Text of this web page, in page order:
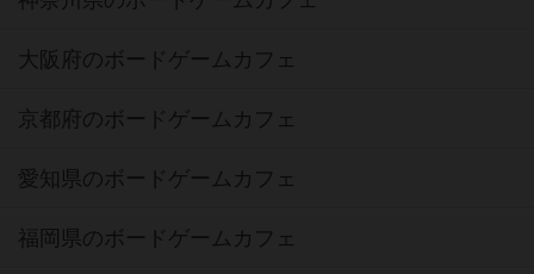
大阪府のボードゲームカフェ
京都府のボードゲームカフェ
愛知県のボードゲームカフェ
福岡県のボードゲームカフェ